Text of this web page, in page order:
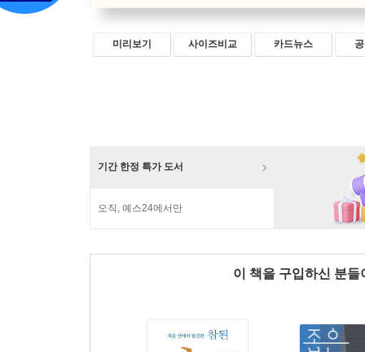
미리보기 사이즈비교 카드뉴스
기간 한정 특가 도서
오직, 예스24에서만
이 책을 구입하신 분